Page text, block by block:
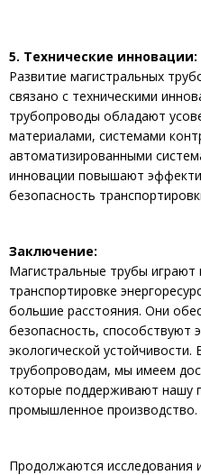
5. Технические инновации:
Развитие магистральных
связано с техническими
трубопроводы обладают
материалами, системами
автоматизированными
инновации повышают
безопасность
Заключение:
Магистральные трубы
транспортировке
большие расстояния. Они
безопасность, способствуют
экологической
трубопроводам, мы имеем
которые поддерживают нашу
промышленное производство.
Продолжаются исследования